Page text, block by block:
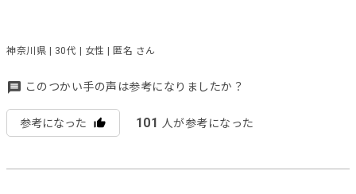
神奈川県 | 30代 | 女性 | 匿名 さん
このつかい手の声は参考になりましたか？
参考になった 101 人が参考になった